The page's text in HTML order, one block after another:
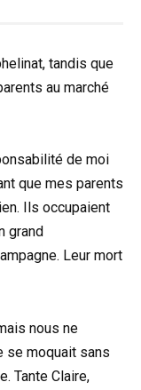
tandis que
au marché
de moi
que mes parents
Ils occupaient
grand
Leur mort
nous ne
se moquait sans
Tante Claire,